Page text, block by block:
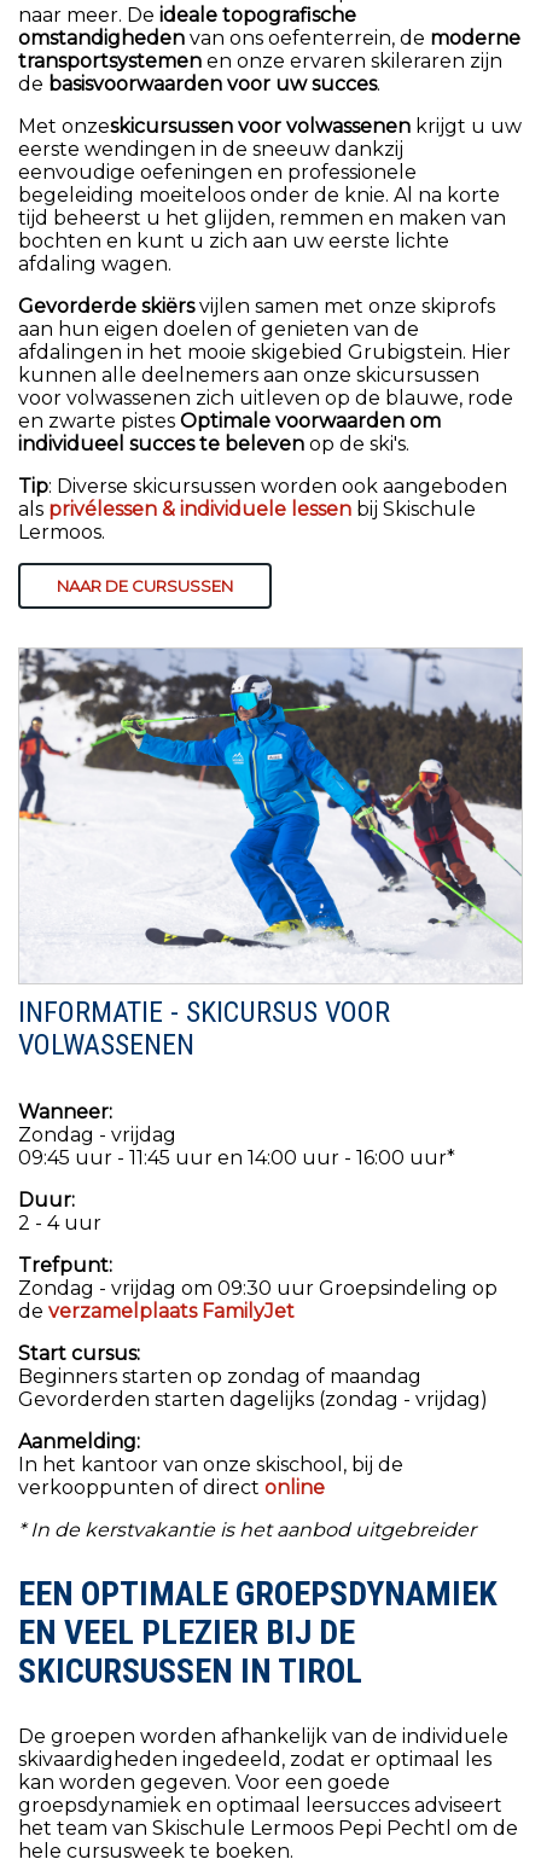
mail@skischule-lermoos.tirol
+43 5673 2840
meer informatie
naar meer. De ideale topografische
omstandigheden van ons oefenterrein, de moderne
transportsystemen en onze ervaren skileraren zijn
de basisvoorwaarden voor uw succes.
Met onzeskicursussen voor volwassenen krijgt u uw
eerste wendingen in de sneeuw dankzij
eenvoudige oefeningen en professionele
begeleiding moeiteloos onder de knie. Al na korte
tijd beheerst u het glijden, remmen en maken van
bochten en kunt u zich aan uw eerste lichte
afdaling wagen.
Gevorderde skiërsvijlen samen met onze skiprofs
aan hun eigen doelen of genieten van de
afdalingen in het mooie skigebied Grubigstein. Hier
kunnen alle deelnemers aan onze skicursussen
voor volwassenen zich uitleven op de blauwe, rode
en zwarte pistes Optimale voorwaarden om
individueel succes te beleven op de ski's.
Tip: Diverse skicursussen worden ook aangeboden
als privélessen & individuele lessen bij Skischule
Lermoos.
NAAR DE CURSUSSEN
INFORMATIE - SKICURSUS VOOR
VOLWASSENEN
Wanneer:
Zondag - vrijdag
09:45 uur - 11:45 uur en 14:00 uur - 16:00 uur*
Duur:
2 - 4 uur
Trefpunt:
Zondag - vrijdag om 09:30 uur Groepsindeling op
de verzamelplaats FamilyJet
Start cursus:
Beginners starten op zondag of maandag
Gevorderden starten dagelijks (zondag - vrijdag)
Aanmelding:
In het kantoor van onze skischool, bij de
verkooppunten of direct online
* In de kerstvakantie is het aanbod uitgebreider
EEN OPTIMALE GROEPSDYNAMIEK
EN VEEL PLEZIER BIJ DE
SKICURSUSSEN IN TIROL
De groepen worden afhankelijk van de individuele
skivaardigheden ingedeeld, zodat er optimaal les
kan worden gegeven. Voor een goede
groepsdynamiek en optimaal leersucces adviseert
het team van Skischule Lermoos Pepi Pechtl om de
hele cursusweek te boeken.